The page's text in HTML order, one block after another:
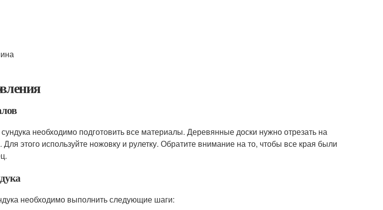
необходимо подготовить все материалы. Деревянные доски нужно отрезать на
этого используйте ножовку и рулетку. Обратите внимание на то, чтобы все края были
необходимо выполнить следующие шаги: